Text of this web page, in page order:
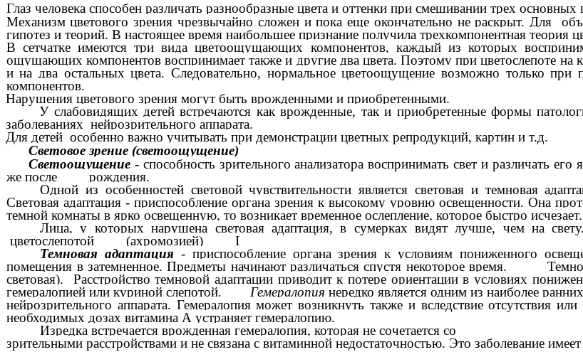
Глаз человека способен различать разнообразные цвета и оттенки при смешивании трех основных
Механизм цветового зрения чрезвычайно сложен и пока еще окончательно не раскрыт. Для
гипотез и теорий. В настоящее время наибольшее признание получила трехкомпонентная теория
В сетчатке имеются три вида цветоощущающих компонентов, каждый из которых
ощущающих компонентов воспринимает также и другие два цвета. Поэтому при цветослепоте на
и на два остальных цвета. Следовательно, нормальное цветоощущение возможно только
компонентов.
Нарушения цветового зрения могут быть врожденными и приобретенными.
У слабовидящих детей встречаются как врожденные, так и приобретенные формы
заболеваниях нейрозрительного аппарата.
Для детей особенно важно учитывать при демонстрации цветных репродукций, картин и т.д.
Световое зрение (светоощущение)
Свеmоощущение - способность зрительного анализатора воспринимать свет и различать его
же после рождения.
Одной из особенностей световой чувствительности является световая и темновая
Световая адаптация - приспособление органа зрения к высокому уровню освещенности. Она
темной комнаты в ярко освещенную, то возникает временное ослепление, которое быстро исчезает.
Лица, у которых нарушена световая адаптация, в сумерках видят лучше, чем на
цветослепотой (ахромозией) I
Темновая адаптация - приспособление органа зрения к условиям пониженного
помещения в затемненное. Предметы начинают различаться спустя некоторое время.
световая). Расстройство темновой адаптации приводит к потере ориентации в условиях
гемералопией или куриной слепотой. Гемералопиянередко является одним из наиболее
нейрозрительного аппарата. Гемералопия может возникнуть также и вследствие отсутствия
необходимых дозах витамина А устраняет гемералопию.
Изредка встречается врожденная гемералопия, которая не сочетается со
зрительными расстройствами и не связана с витаминной недостаточностью. Это заболевание